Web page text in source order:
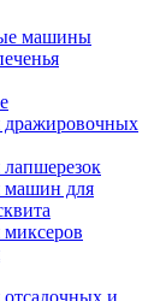
машины
машин для
и